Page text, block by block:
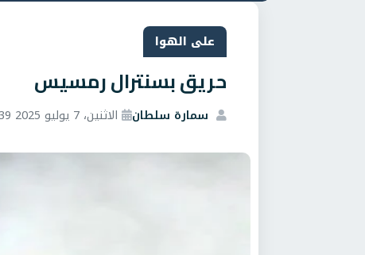
على الهوا
حريق بسنترال رمسيس
سمارة سلطان الاثنين، 7 يوليو 2025 7:39 م